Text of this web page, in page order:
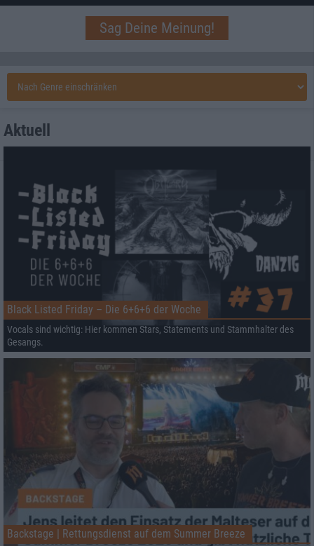
Sag Deine Meinung!
Aktuell
Black Listed Friday – Die 6+6+6 der Woche
Vocals sind wichtig: Hier kommen Stars, Statements und Stammhalter des
Gesangs.
Backstage | Rettungsdienst auf dem Summer Breeze